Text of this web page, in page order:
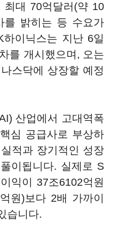
대 70억달러(약 10
를 밝히는 등 수요가
이닉스는 지난 6일
를 개시했으며, 오는
스닥에 상장할 예정
산업에서 고대역폭
심 공급사로 부상하
적과 장기적인 성장
이됩니다. 실제로 S
익이 37조6102억원
원)보다 2배 가까이
습니다.